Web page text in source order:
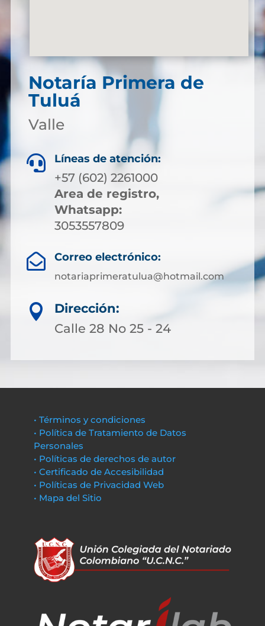
Notaría Primera de
Tuluá
Valle
 Líneas de atención:
+57 (602) 2261000
Area de registro,
Whatsapp:
3053557809
 Correo electrónico:
notariaprimeratulua@hotmail.com

Dirección:
Calle 28 No 25 - 24
• Términos y condiciones
• Política de Tratamiento de Datos
Personales
• Políticas de derechos de autor
• Certificado de Accesibilidad
• Políticas de Privacidad Web
• Mapa del Sitio